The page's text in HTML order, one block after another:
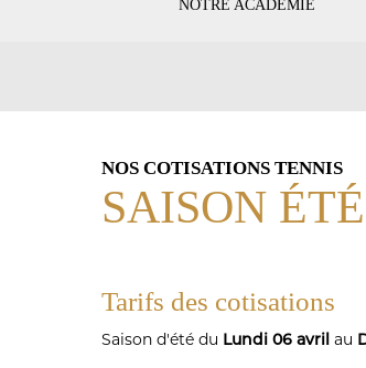
NOTRE ACADÉMIE
TENNISNOS COTISATIONS TENNIS
SAISON ÉTÉ
Tarifs des cotisations
Saison d'été du Lundi 06 avril au